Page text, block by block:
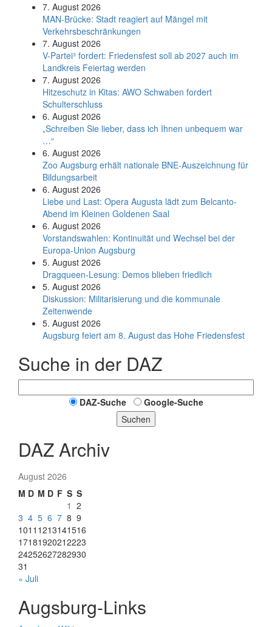
7. August 2026
MAN-Brücke: Stadt reagiert auf Mängel mit
Verkehrsbeschränkungen
7. August 2026
V-Partei­³ fordert: Friedens­fest soll ab 2027 auch im
Land­kreis Feier­tag werden
7. August 2026
Hitzeschutz in Kitas: AWO Schwaben fordert
Schulterschluss
6. August 2026
„Schreiben Sie lieber, dass ich Ihnen unbequem war
…“
6. August 2026
Zoo Augsburg erhält nationale BNE-Auszeichnung für
Bildungsarbeit
6. August 2026
Liebe und Last: Opera Augusta lädt zum Belcanto-
Abend im Kleinen Goldenen Saal
6. August 2026
Vorstandswahlen: Kontinuität und Wechsel bei der
Europa-Union Augsburg
5. August 2026
Dragqueen-Lesung: Demos blieben friedlich
5. August 2026
Diskussion: Mi­li­ta­ri­sie­rung und die kommunale
Zeitenwende
5. August 2026
Augsburg feiert am 8. August das Hohe Friedensfest
Suche in der DAZ
DAZ-Suche
Google-Suche
Suchen
DAZ Archiv
August 2026
M D M D F S S
1 2
3 4 5 6 7 8 9
1011 1213141516
17181920212223
24252627282930
31
« Juli
Augsburg-Links